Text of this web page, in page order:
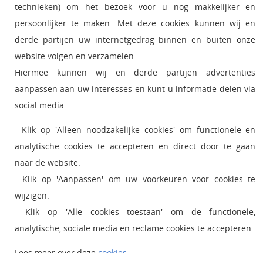
technieken) om het bezoek voor u nog makkelijker en
persoonlijker te maken. Met deze cookies kunnen wij en
derde partijen uw internetgedrag binnen en buiten onze
website volgen en verzamelen.
Hiermee kunnen wij en derde partijen advertenties
aanpassen aan uw interesses en kunt u informatie delen via
social media.
- Klik op 'Alleen noodzakelijke cookies' om functionele en
analytische cookies te accepteren en direct door te gaan
naar de website.
- Klik op 'Aanpassen' om uw voorkeuren voor cookies te
wijzigen.
- Klik op 'Alle cookies toestaan' om de functionele,
analytische, sociale media en reclame cookies te accepteren.
•Zoek medewerker
•
•Bezoek en postadres
•Ict status en onderhoud
•RSS feed nieuws
•